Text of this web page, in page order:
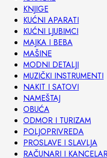
KNJIGE
KUĆNI APARATI
KUĆNI LJUBIMCI
MAJKA I BEBA
MAŠINE
MODNI DETALJI
MUZIČKI INSTRUMENTI
NAKIT I SATOVI
NAMEŠTAJ
OBUĆA
ODMOR I TURIZAM
POLJOPRIVREDA
PROSLAVE I SLAVLJA
RAČUNARI I